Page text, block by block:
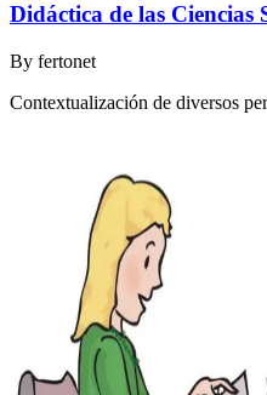
Didáctica de las Ciencias
By fertonet
Contextualización de diversos